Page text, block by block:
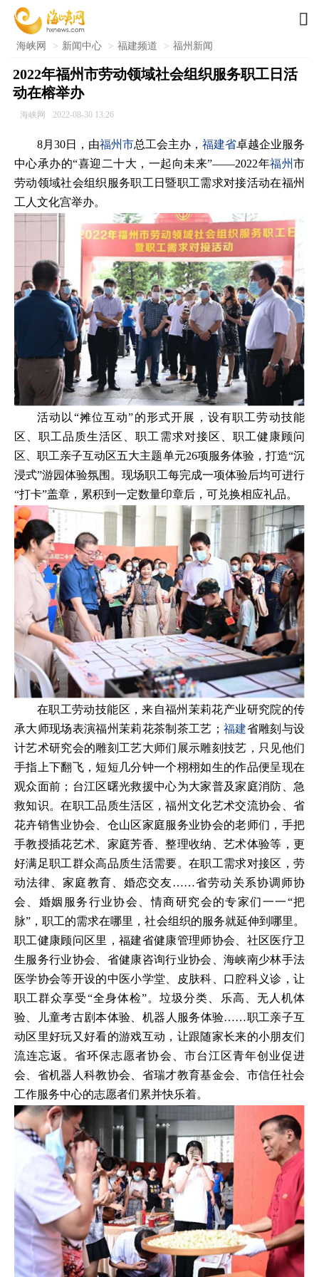

海峡网 > 新闻中心 > 福建频道 > 福州新闻
2022年福州市劳动领域社会组织服务职工日活
动在榕举办
海峡网 2022-08-30 13:26
8月30日，由福州市总工会主办， 福建省卓越企业服务
中心承办的“喜迎二十大，一起向未来”——2022年福州市
劳动领域社会组织服务职工日暨职工需求对接活动在福州
工人文化宫举办。
活动以“摊位互动”的形式开展，设有职工劳动技能
区、职工品质生活区、职工需求对接区、职工健康顾问
区、职工亲子互动区五大主题单元26项服务体验，打造“沉
浸式”游园体验氛围。现场职工每完成一项体验后均可进行
“打卡”盖章，累积到一定数量印章后，可兑换相应礼品。
在职工劳动技能区，来自福州茉莉花产业研究院的传
承大师现场表演福州茉莉花茶制茶工艺； 福建省雕刻与设
计艺术研究会的雕刻工艺大师们展示雕刻技艺，只见他们
手指上下翻飞，短短几分钟一个栩栩如生的作品便呈现在
观众面前；台江区曙光救援中心为大家普及家庭消防、急
救知识。在职工品质生活区，福州文化艺术交流协会、省
花卉销售业协会、仓山区家庭服务业协会的老师们，手把
手教授插花艺术、家庭芳香、整理收纳、艺术体验等，更
好满足职工群众高品质生活需要。在职工需求对接区，劳
动法律、家庭教育、婚恋交友……省劳动关系协调师协
会、婚姻服务行业协会、情商研究会的专家们一一“把
脉”，职工的需求在哪里，社会组织的服务就延伸到哪里。
职工健康顾问区里，福建省健康管理师协会、社区医疗卫
生服务行业协会、省健康咨询行业协会、海峡南少林手法
医学协会等开设的中医小学堂、皮肤科、口腔科义诊，让
职工群众享受“全身体检”。垃圾分类、乐高、无人机体
验、儿童考古剧本体验、机器人服务体验……职工亲子互
动区里好玩又好看的游戏互动，让跟随家长来的小朋友们
流连忘返。省环保志愿者协会、市台江区青年创业促进
会、省机器人科教协会、省瑞才教育基金会、市信任社会
工作服务中心的志愿者们累并快乐着。